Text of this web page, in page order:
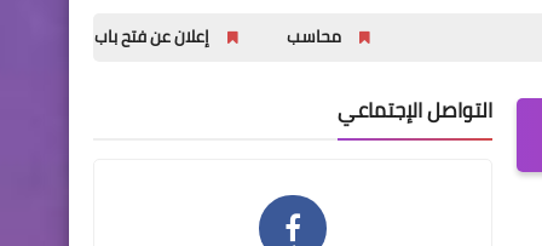
محاسب إعلان عن فتح باب التسجيل للشباب
التواصل الإجتماعي